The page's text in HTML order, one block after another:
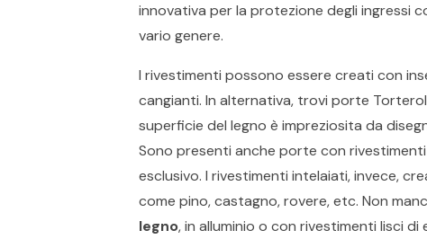
innovativa per la protezione degli ingressi
vario genere.
I rivestimenti possono essere creati con
cangianti. In alternativa, trovi porte
superficie del legno è impreziosita da
Sono presenti anche porte con
esclusivo. I rivestimenti intelaiati, invece,
come pino, castagno, rovere, etc. Non
legno, in alluminio o con rivestimenti lisci